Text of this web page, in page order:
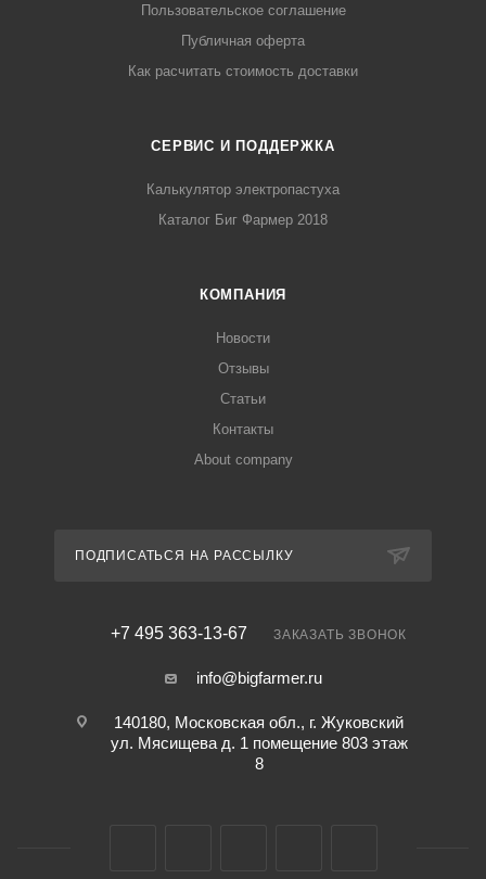
Пользовательское соглашение
Публичная оферта
Как расчитать стоимость доставки
СЕРВИС И ПОДДЕРЖКА
Калькулятор электропастуха
Каталог Биг Фармер 2018
КОМПАНИЯ
Новости
Отзывы
Статьи
Контакты
About company
ПОДПИСАТЬСЯ НА РАССЫЛКУ
+7 495 363-13-67 ЗАКАЗАТЬ ЗВОНОК
info@bigfarmer.ru
140180, Московская обл., г. Жуковский
ул. Мясищева д. 1 помещение 803 этаж
8